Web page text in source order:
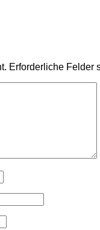
Erforderliche Felder